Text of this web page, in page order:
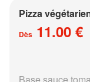
Pizza
Dès 11.00 €
Base sauce